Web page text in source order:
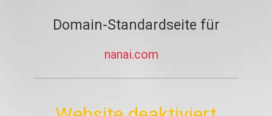
Domain-Standardseite für
nanai.com